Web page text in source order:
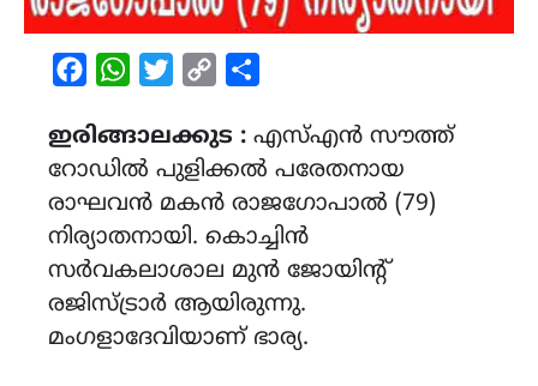
FacebookWhatsAppTwitterCopy
ഇരിങ്ങാലക്കുട : എസ്എൻ സൗത്ത്
റോഡിൽ പുളിക്കൽ പരേതനായ
രാഘവൻ മകൻ രാജഗോപാൽ (79)
നിര്യാതനായി. കൊച്ചിൻ
സർവകലാശാല മുൻ ജോയിൻ്റ്
രജിസ്ട്രാർ ആയിരുന്നു.
മംഗളാദേവിയാണ് ഭാര്യ.